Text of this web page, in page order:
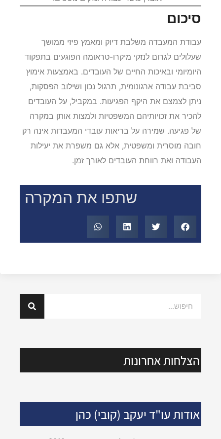
סיכום
עבודת המעבדה משלבת דיוק ומאמץ פיזי ממושך
שעלולים לגרום לנזקי מיקרו-טראומה הפוגעים בתפקוד
היומיומי ובאיכות החיים של העובדים. באמצעות אימוץ
סביבת עבודה ארגונומית, תרגול נכון ושילוב הפסקות,
ניתן לצמצם את היקף הפגיעות. במקביל, על העובדים
להכיר את זכויותיהם המשפטיות ולמצות אותן במקרה
של פגיעה. שמירה על בריאות עובדי המעבדות אינה רק
חובה מוסרית ומשפטית, אלא גם משפרת את יעילות
העבודה ואת רווחת העובדים לאורך זמן.
שתפו את המקרה
הצלחות אחרונות
אודות עו"ד יעקב (קובי) כהן